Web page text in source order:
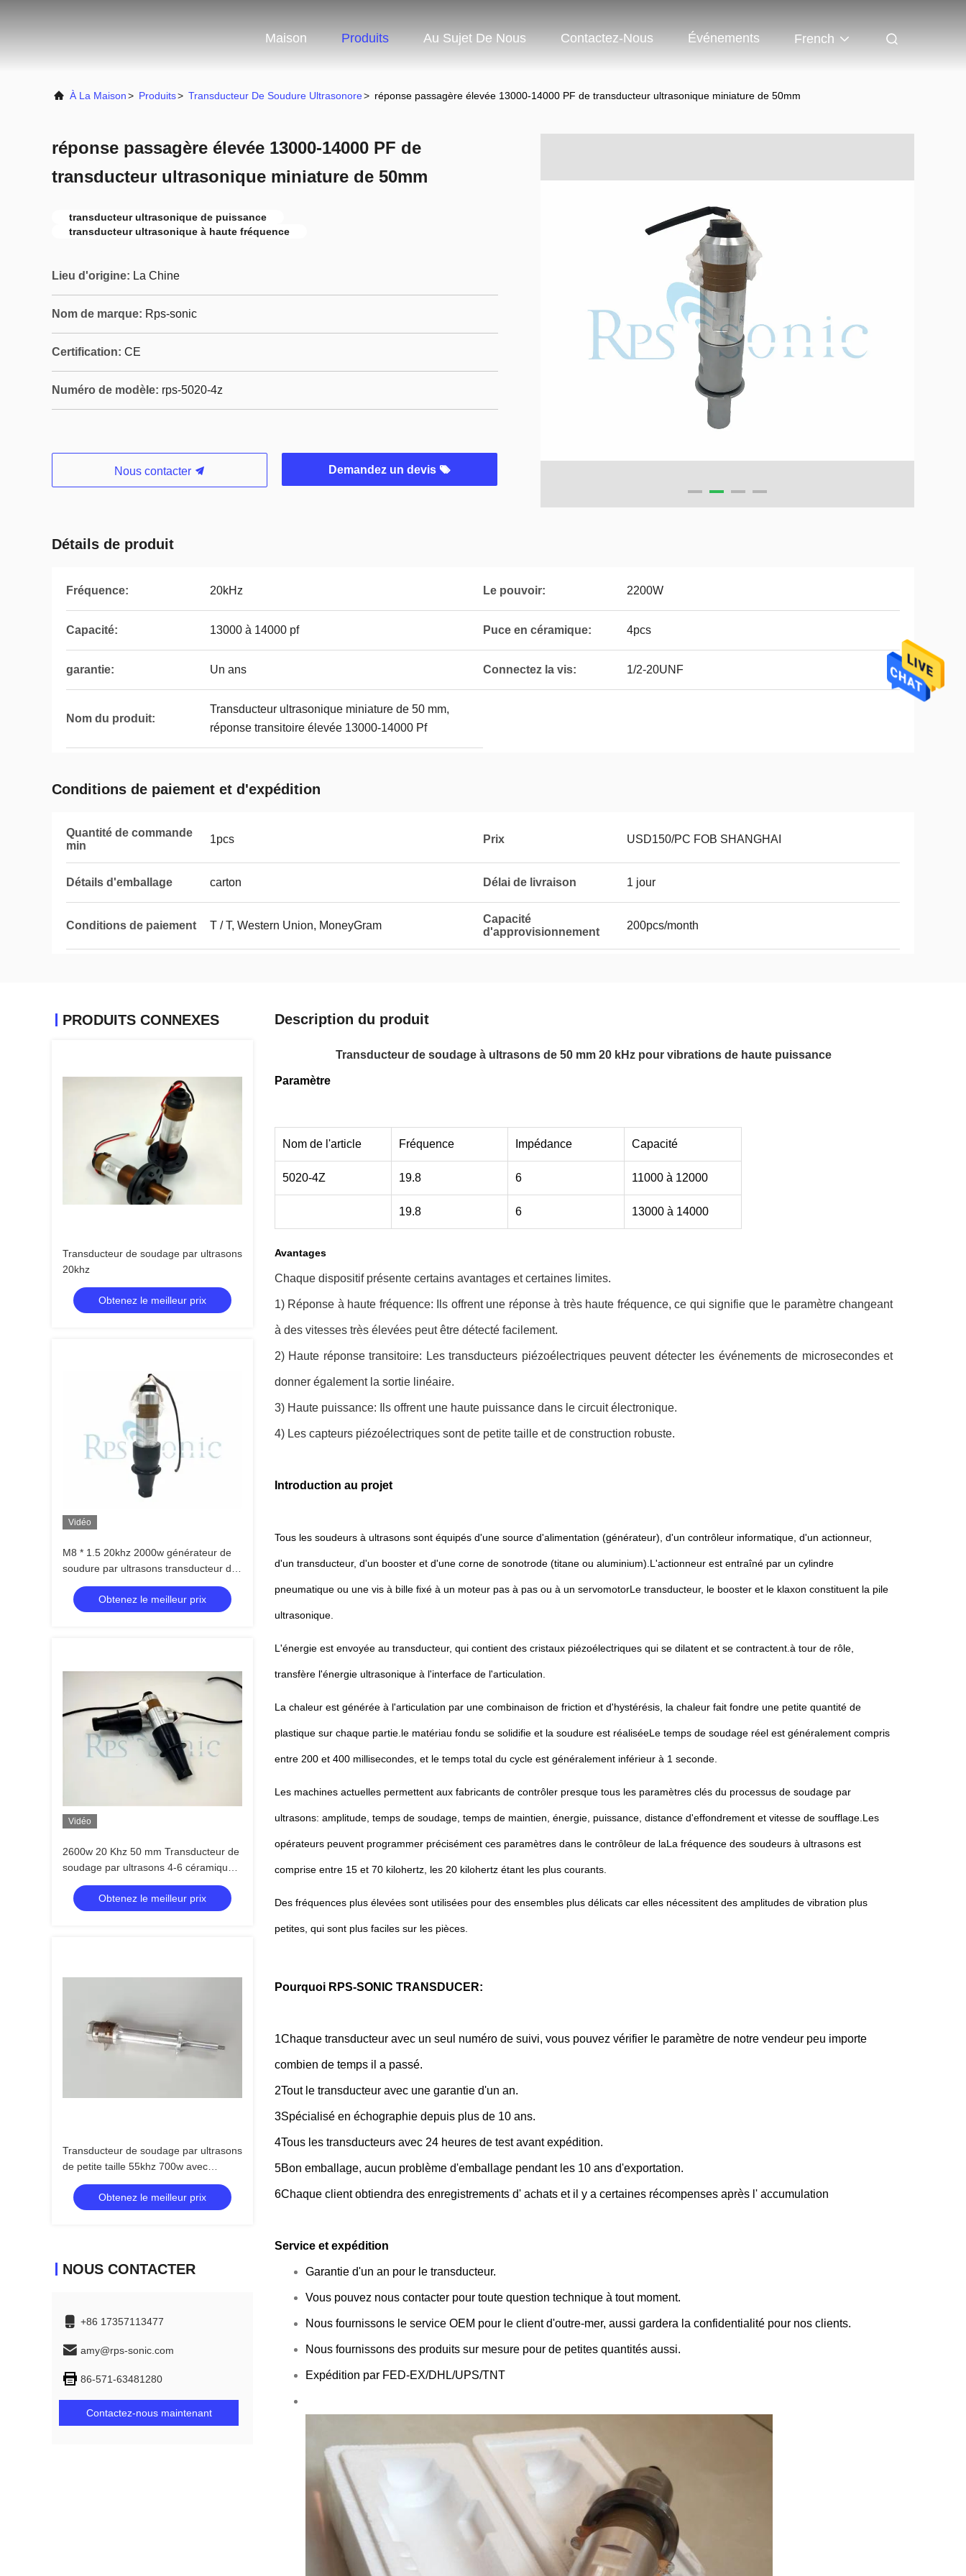
Maison Produits Au Sujet De Nous Contactez-Nous Événements French
À La Maison> Produits> Transducteur De Soudure Ultrasonore> réponse passagère élevée 13000-14000 PF de transducteur ultrasonique miniature de 50mm
réponse passagère élevée 13000-14000 PF de
transducteur ultrasonique miniature de 50mm
transducteur ultrasonique de puissance
transducteur ultrasonique à haute fréquence
Lieu d'origine: La Chine
Nom de marque: Rps-sonic
Certification: CE
Numéro de modèle: rps-5020-4z
Nous contacter Demandez un devis
Détails de produit
Fréquence: 20kHz Le pouvoir: 2200W
Capacité: 13000 à 14000 pf Puce en céramique: 4pcs
garantie: Un ans Connectez la vis: 1/2-20UNF
Nom du produit:
Transducteur ultrasonique miniature de 50 mm,
réponse transitoire élevée 13000-14000 Pf
Conditions de paiement et d'expédition
Quantité de commande
min
1pcs Prix USD150/PC FOB SHANGHAI
Détails d'emballage carton Délai de livraison 1 jour
Conditions de paiement T / T, Western Union, MoneyGram
Capacité
d'approvisionnement
200pcs/month
PRODUITS CONNEXES
Transducteur de soudage par ultrasons
20khz
Obtenez le meilleur prix
Vidéo
M8 * 1.5 20khz 2000w générateur de
soudure par ultrasons transducteur de
titane avec booster
Obtenez le meilleur prix
Vidéo
2600w 20 Khz 50 mm Transducteur de
soudage par ultrasons 4-6 céramiques
pour l'étanchéité plastique
Obtenez le meilleur prix
Transducteur de soudage par ultrasons
de petite taille 55khz 700w avec
céramique jaune
Obtenez le meilleur prix
NOUS CONTACTER
+86 17357113477
amy@rps-sonic.com
86-571-63481280
Contactez-nous maintenant
Description du produit
Transducteur de soudage à ultrasons de 50 mm 20 kHz pour vibrations de haute puissance
Paramètre
Nom de l'article Fréquence Impédance Capacité
5020-4Z 19.8 6 11000 à 12000
19.8 6 13000 à 14000
Avantages
Chaque dispositif présente certains avantages et certaines limites.
1) Réponse à haute fréquence: Ils offrent une réponse à très haute fréquence, ce qui signifie que le paramètre changeant
à des vitesses très élevées peut être détecté facilement.
2) Haute réponse transitoire: Les transducteurs piézoélectriques peuvent détecter les événements de microsecondes et
donner également la sortie linéaire.
3) Haute puissance: Ils offrent une haute puissance dans le circuit électronique.
4) Les capteurs piézoélectriques sont de petite taille et de construction robuste.
Introduction au projet
Tous les soudeurs à ultrasons sont équipés d'une source d'alimentation (générateur), d'un contrôleur informatique, d'un actionneur,
d'un transducteur, d'un booster et d'une corne de sonotrode (titane ou aluminium).L'actionneur est entraîné par un cylindre
pneumatique ou une vis à bille fixé à un moteur pas à pas ou à un servomotorLe transducteur, le booster et le klaxon constituent la pile
ultrasonique.
L'énergie est envoyée au transducteur, qui contient des cristaux piézoélectriques qui se dilatent et se contractent.à tour de rôle,
transfère l'énergie ultrasonique à l'interface de l'articulation.
La chaleur est générée à l'articulation par une combinaison de friction et d'hystérésis, la chaleur fait fondre une petite quantité de
plastique sur chaque partie.le matériau fondu se solidifie et la soudure est réaliséeLe temps de soudage réel est généralement compris
entre 200 et 400 millisecondes, et le temps total du cycle est généralement inférieur à 1 seconde.
Les machines actuelles permettent aux fabricants de contrôler presque tous les paramètres clés du processus de soudage par
ultrasons: amplitude, temps de soudage, temps de maintien, énergie, puissance, distance d'effondrement et vitesse de soufflage.Les
opérateurs peuvent programmer précisément ces paramètres dans le contrôleur de laLa fréquence des soudeurs à ultrasons est
comprise entre 15 et 70 kilohertz, les 20 kilohertz étant les plus courants.
Des fréquences plus élevées sont utilisées pour des ensembles plus délicats car elles nécessitent des amplitudes de vibration plus
petites, qui sont plus faciles sur les pièces.
Pourquoi RPS-SONIC TRANSDUCER:
1Chaque transducteur avec un seul numéro de suivi, vous pouvez vérifier le paramètre de notre vendeur peu importe
combien de temps il a passé.
2Tout le transducteur avec une garantie d'un an.
3Spécialisé en échographie depuis plus de 10 ans.
4Tous les transducteurs avec 24 heures de test avant expédition.
5Bon emballage, aucun problème d'emballage pendant les 10 ans d'exportation.
6Chaque client obtiendra des enregistrements d' achats et il y a certaines récompenses après l' accumulation
Service et expédition
Garantie d'un an pour le transducteur.
Vous pouvez nous contacter pour toute question technique à tout moment.
Nous fournissons le service OEM pour le client d'outre-mer, aussi gardera la confidentialité pour nos clients.
Nous fournissons des produits sur mesure pour de petites quantités aussi.
Expédition par FED-EX/DHL/UPS/TNT